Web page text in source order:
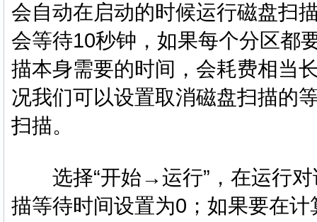
会自动在启动的时候运行磁盘扫
会等待10秒钟，如果每个分区都
描本身需要的时间，会耗费相当
况我们可以设置取消磁盘扫描的
扫描。
选择“开始→运行”，在运行对
描等待时间设置为0；如果要在